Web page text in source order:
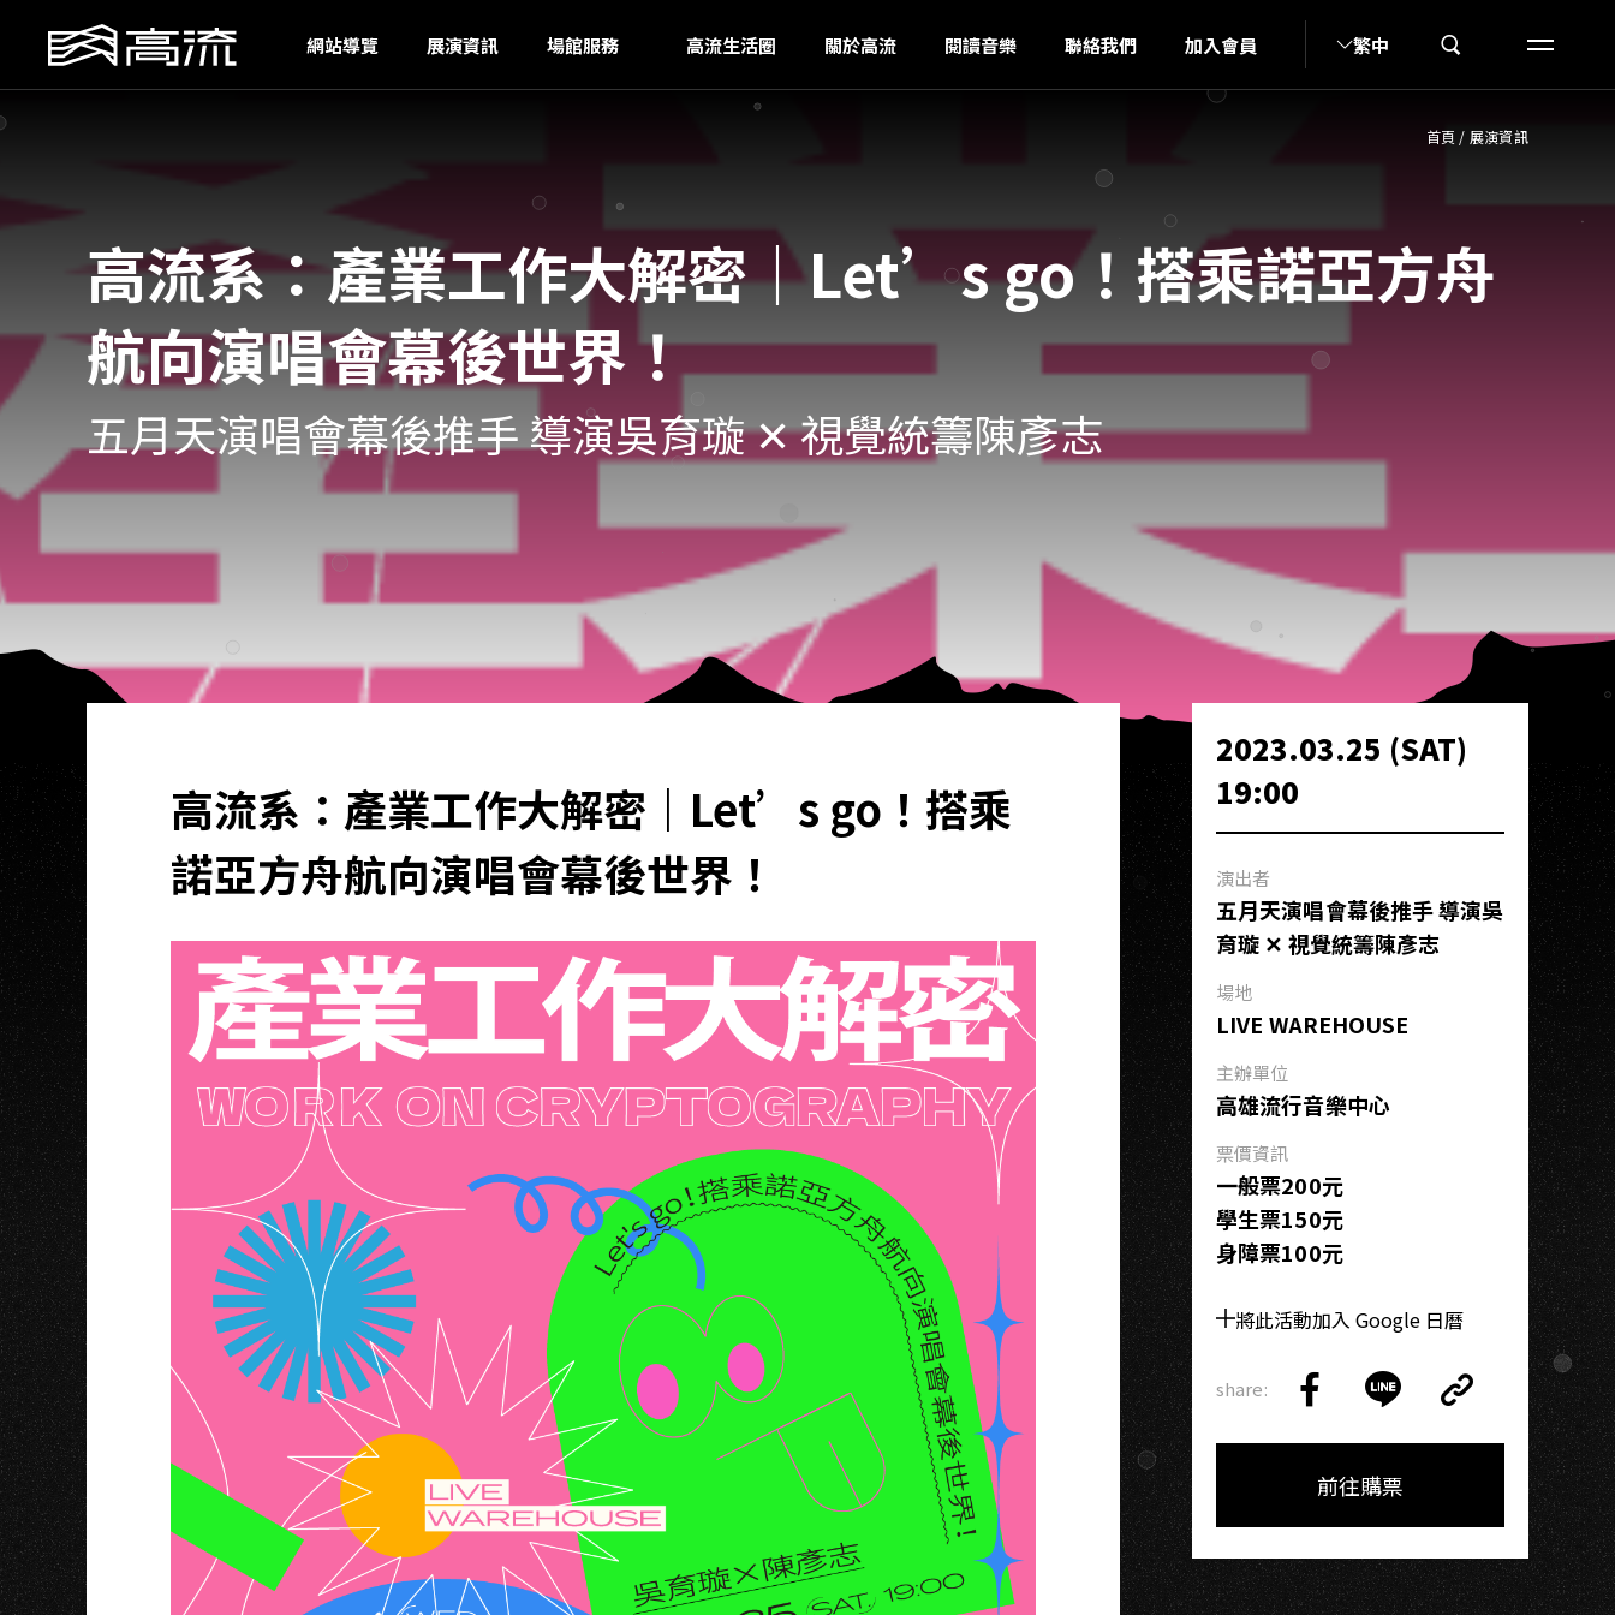
網站導覽 展演資訊 場館服務 高流生活圈 關於高流 閱讀音樂 聯絡我們 加入會員 繁中
首頁 / 展演資訊
高流系：產業工作大解密｜Let’s go！搭乘諾亞方舟
航向演唱會幕後世界！
五月天演唱會幕後推手 導演吳育璇 ✕ 視覺統籌陳彥志
高流系：產業工作大解密｜Let’s go！搭乘
諾亞方舟航向演唱會幕後世界！
2023.03.25 (SAT)
19:00
演出者
五月天演唱會幕後推手 導演吳
育璇 ✕ 視覺統籌陳彥志
場地
LIVE WAREHOUSE
主辦單位
高雄流行音樂中心
票價資訊
一般票200元
學生票150元
身障票100元
將此活動加入 Google 日曆
share:
on
Facebook
on
LINE
Link
Copy
前往購票